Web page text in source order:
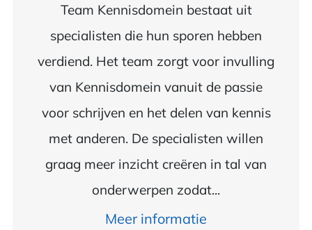
Team Kennisdomein bestaat uit
specialisten die hun sporen hebben
verdiend. Het team zorgt voor invulling
van Kennisdomein vanuit de passie
voor schrijven en het delen van kennis
met anderen. De specialisten willen
graag meer inzicht creëren in tal van
onderwerpen zodat...
Meer informatie